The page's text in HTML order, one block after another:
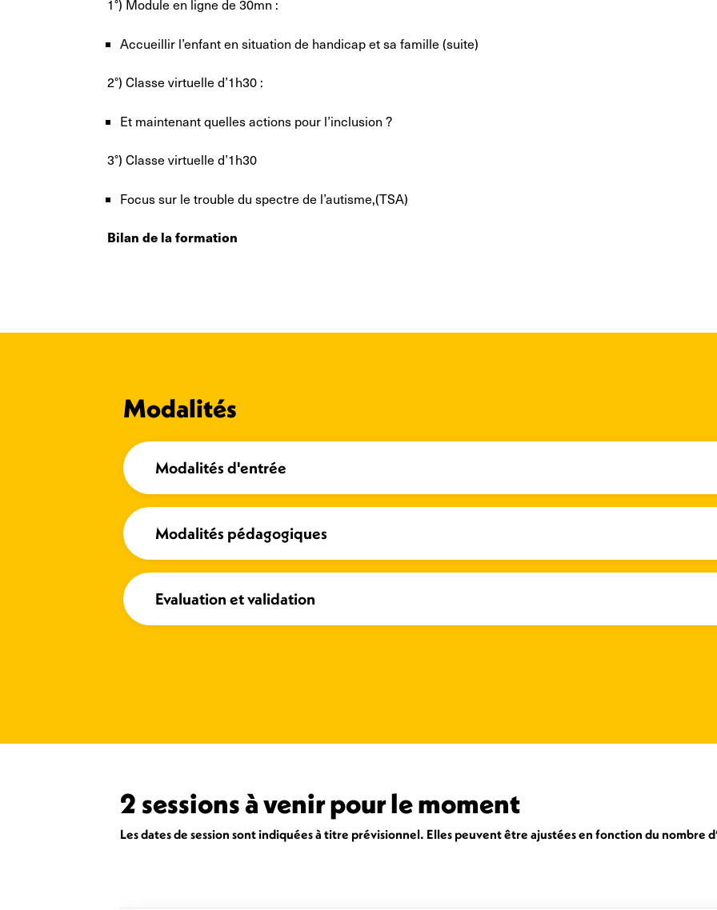
1°) Module en ligne de 30mn :
Accueillir l’enfant en situation de handicap et sa famille (suite)
2°) Classe virtuelle d’1h30 :
Et maintenant quelles actions pour l’inclusion ?
3°) Classe virtuelle d’1h30
Focus sur le trouble du spectre de l’autisme,(TSA)
Bilan de la formation
Modalités
Modalités d'entrée
Modalités pédagogiques
Evaluation et validation
2 sessions à venir pour le moment
Les dates de session sont indiquées à titre prévisionnel. Elles peuvent être ajustées en fonction du nombre